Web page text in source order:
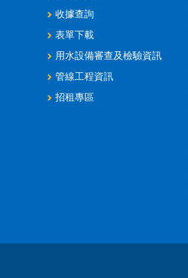
收據查詢
表單下載
用水設備審查及檢驗資訊
管線工程資訊
招租專區